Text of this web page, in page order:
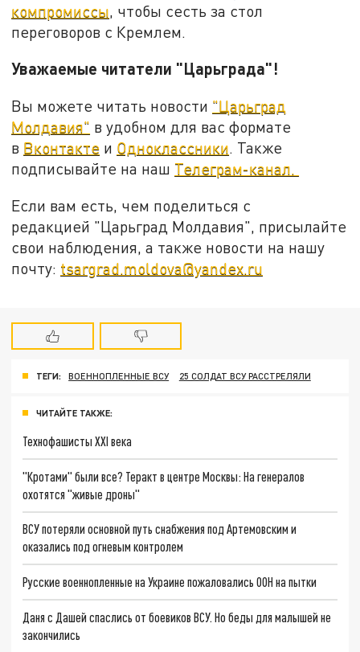
компромиссы , чтобы сесть за стол
переговоров с Кремлем.
Уважаемые читатели "Царьграда"!
Вы можете читать новости "Царьград
Молдавия" в удобном для вас формате
в Вконтакте и Одноклассники. Также
подписывайте на наш Телеграм-канал.
Если вам есть, чем поделиться с
редакцией "Царьград Молдавия", присылайте
свои наблюдения, а также новости на нашу
почту: tsargrad.moldova@yandex.ru
ТЕГИ: ВОЕННОПЛЕННЫЕ ВСУ 25 СОЛДАТ ВСУ РАССТРЕЛЯЛИ
ЧИТАЙТЕ ТАКЖЕ:
Технофашисты XXI века
"Кротами" были все? Теракт в центре Москвы: На генералов
охотятся "живые дроны"
ВСУ потеряли основной путь снабжения под Артемовским и
оказались под огневым контролем
Русские военнопленные на Украине пожаловались ООН на пытки
Даня с Дашей спаслись от боевиков ВСУ. Но беды для малышей не
закончились